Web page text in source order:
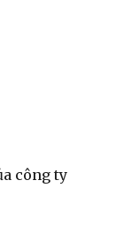
công ty